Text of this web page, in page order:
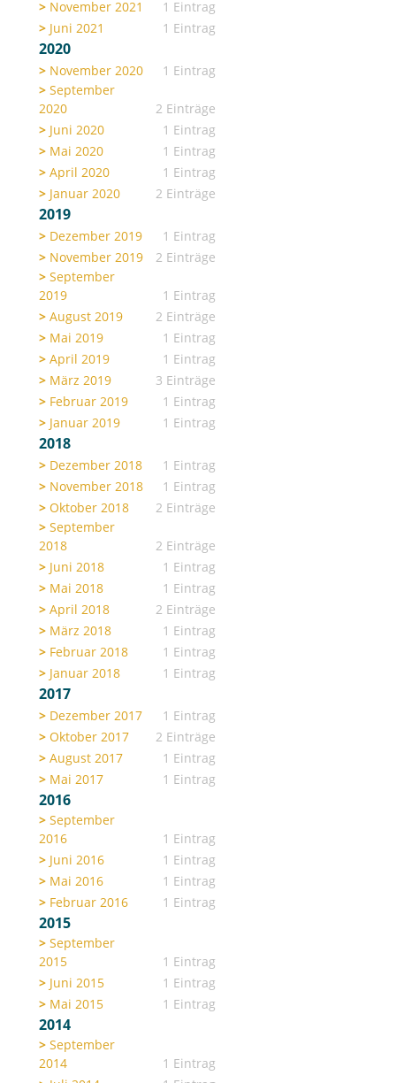
November 2021
1 Eintrag
Juni 2021
1 Eintrag
2020
November 2020
1 Eintrag
September
2020
2 Einträge
Juni 2020
1 Eintrag
Mai 2020
1 Eintrag
April 2020
1 Eintrag
Januar 2020
2 Einträge
2019
Dezember 2019
1 Eintrag
November 2019
2 Einträge
September
2019
1 Eintrag
August 2019
2 Einträge
Mai 2019
1 Eintrag
April 2019
1 Eintrag
März 2019
3 Einträge
Februar 2019
1 Eintrag
Januar 2019
1 Eintrag
2018
Dezember 2018
1 Eintrag
November 2018
1 Eintrag
Oktober 2018
2 Einträge
September
2018
2 Einträge
Juni 2018
1 Eintrag
Mai 2018
1 Eintrag
April 2018
2 Einträge
März 2018
1 Eintrag
Februar 2018
1 Eintrag
Januar 2018
1 Eintrag
2017
Dezember 2017
1 Eintrag
Oktober 2017
2 Einträge
August 2017
1 Eintrag
Mai 2017
1 Eintrag
2016
September
2016
1 Eintrag
Juni 2016
1 Eintrag
Mai 2016
1 Eintrag
Februar 2016
1 Eintrag
2015
September
2015
1 Eintrag
Juni 2015
1 Eintrag
Mai 2015
1 Eintrag
2014
September
2014
1 Eintrag